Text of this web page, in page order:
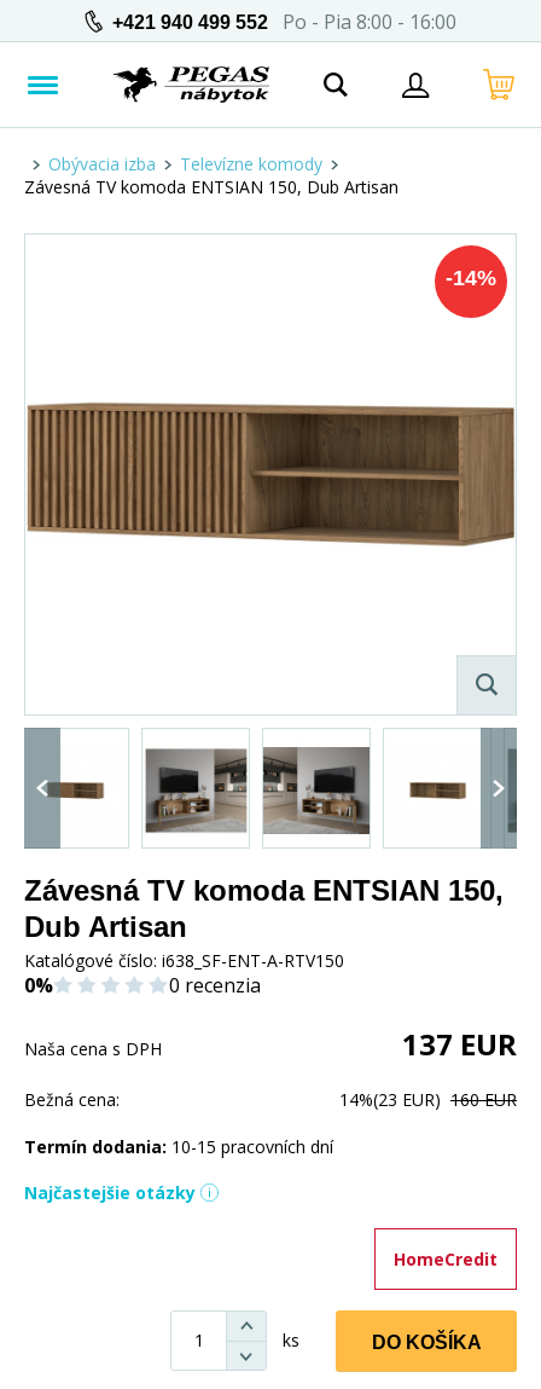
+421 940 499 552 Po - Pia 8:00 - 16:00
Obývacia izba
Televízne komody
Závesná TV komoda ENTSIAN 150, Dub Artisan
-14%
Závesná TV komoda ENTSIAN 150,
Dub Artisan
Katalógové číslo: i638_SF-ENT-A-RTV150
0% 0 recenzia
Naša cena s DPH 137 EUR
Bežná cena: 14%(23 EUR) 160 EUR
Termín dodania: 10-15 pracovních dní
Najčastejšie otázky
HomeCredit
ks DO KOŠÍKA